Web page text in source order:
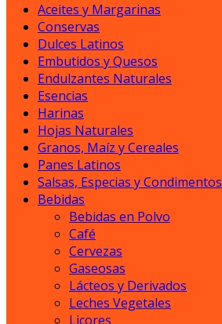
Aceites y Margarinas
Conservas
Dulces Latinos
Embutidos y Quesos
Endulzantes Naturales
Esencias
Harinas
Hojas Naturales
Granos, Maíz y Cereales
Panes Latinos
Salsas, Especias y Condimentos
Bebidas
Bebidas en Polvo
Café
Cervezas
Gaseosas
Lácteos y Derivados
Leches Vegetales
Licores